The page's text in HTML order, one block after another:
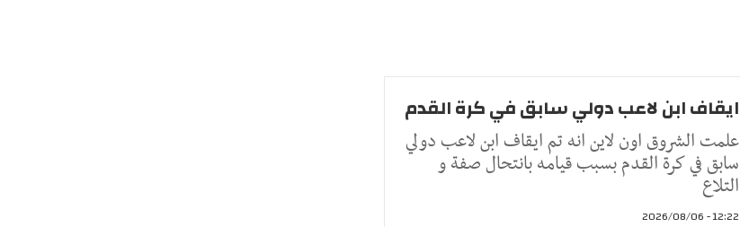
ايقاف ابن لاعب دولي سابق في كرة القدم
علمت الشروق اون لاين انه تم ايقاف ابن لاعب دولي
سابق في كرة القدم بسبب قيامه بانتحال صفة و
التلاع
12:22 - 2026/08/06